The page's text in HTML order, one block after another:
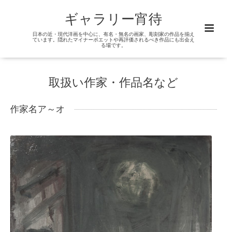
ギャラリー宵待
日本の近・現代洋画を中心に、有名・無名の画家、彫刻家の作品を揃え
ています。隠れたマイナーポエットや再評価されるべき作品にも出会え
る場です。
取扱い作家・作品名など
作家名ア～オ